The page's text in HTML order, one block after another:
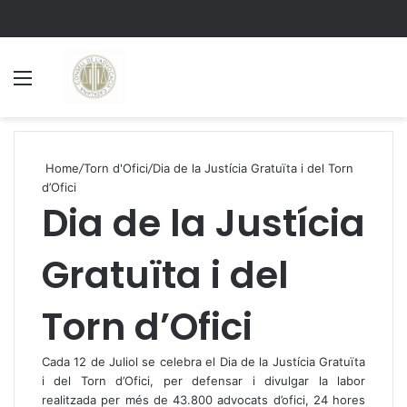
Home/Torn d'Ofici/Dia de la Justícia Gratuïta i del Torn
d’Ofici
Dia de la Justícia
Gratuïta i del
Torn d’Ofici
Cada 12 de Juliol se celebra el Dia de la Justícia Gratuïta
i del Torn d’Ofici, per defensar i divulgar la labor
realitzada per més de 43.800 advocats d’ofici, 24 hores